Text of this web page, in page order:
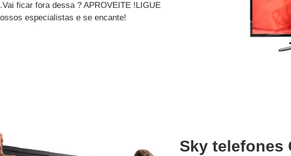
ficar fora dessa ? APROVEITE !LIGUE
especialistas e se encante!
Sky telefones